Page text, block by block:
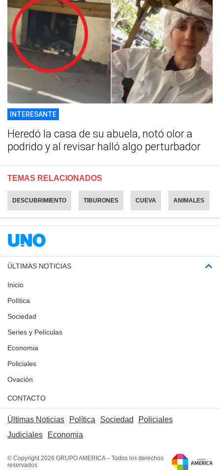
INTERESANTE
Heredó la casa de su abuela, notó olor a
podrido y al revisar halló algo perturbador
TEMAS RELACIONADOS
DESCUBRIMIENTO TIBURONES CUEVA ANIMALES
ÚLTIMAS NOTICIAS
Inicio
Política
Sociedad
Series y Películas
Economia
Policiales
Ovación
CONTACTO
Últimas Noticias Política Sociedad
Policiales
Judiciales
Economia
© Copyright 2026 GRUPO AMERICA – Todos los derechos
reservados